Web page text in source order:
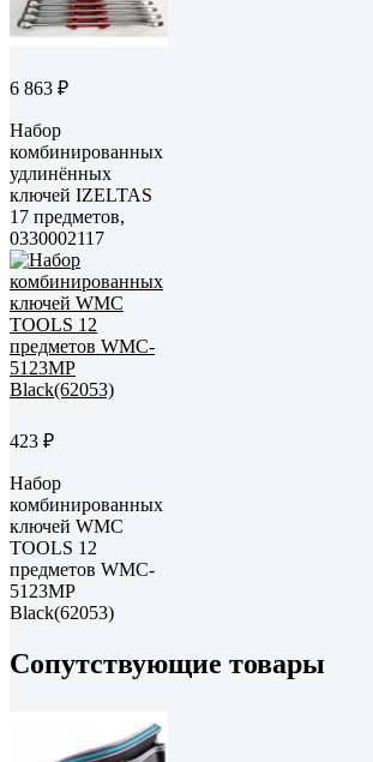
6 863 ₽
Набор
комбинированных
удлинённых
ключей IZELTAS
17 предметов,
0330002117
423 ₽
Набор
комбинированных
ключей WMC
TOOLS 12
предметов WMC-
5123MP
Black(62053)
Сопутствующие товары